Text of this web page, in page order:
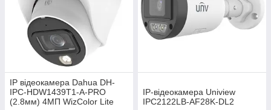
IP відеокамера Dahua DH-
IPC-HDW1439T1-A-PRO
(2.8мм) 4МП WizColor Lite
IP-відеокамера Uniview
IPC2122LB-AF28K-DL2